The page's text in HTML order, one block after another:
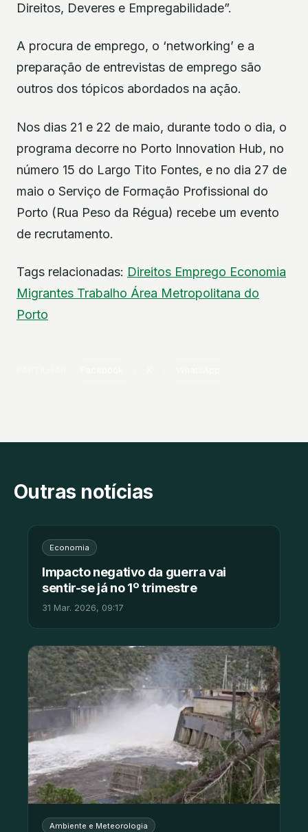
Direitos, Deveres e Empregabilidade”.
A procura de emprego, o ‘networking’ e a
preparação de entrevistas de emprego são
outros dos tópicos abordados na ação.
Nos dias 21 e 22 de maio, durante todo o dia, o
programa decorre no Porto Innovation Hub, no
número 15 do Largo Tito Fontes, e no dia 27 de
maio o Serviço de Formação Profissional do
Porto (Rua Peso da Régua) recebe um evento
de recrutamento.
Tags relacionadas: Direitos Emprego Economia
Migrantes Trabalho Área Metropolitana do
Porto
Outras notícias
Economia
Impacto negativo da guerra vai
sentir-se já no 1º trimestre
31 Mar. 2026, 09:17
Ambiente e Meteorologia